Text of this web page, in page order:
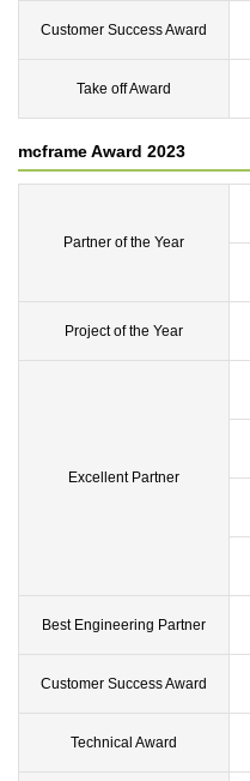
Customer Success Award
Take off Award
mcframe Award 2023
Partner of the Year
Project of the Year
Excellent Partner
Best Engineering Partner
Customer Success Award
Technical Award